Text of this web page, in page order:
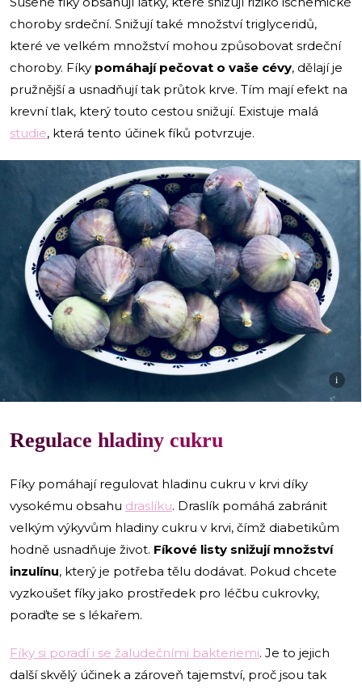
choroby srdeční. Snižují také množství triglyceridů,
které ve velkém množství mohou způsobovat srdeční
choroby. Fíky pomáhají pečovat o vaše cévy, dělají je
pružnější a usnadňují tak průtok krve. Tím mají efekt na
krevní tlak, který touto cestou snižují. Existuje malá
studie, která tento účinek fíků potvrzuje.
i
Regulace hladiny cukru
Fíky pomáhají regulovat hladinu cukru v krvi díky
vysokému obsahu draslíku. Draslík pomáhá zabránit
velkým výkyvům hladiny cukru v krvi, čímž diabetikům
hodně usnadňuje život. Fíkové listy snižují množství
inzulínu, který je potřeba tělu dodávat. Pokud chcete
vyzkoušet fíky jako prostředek pro léčbu cukrovky,
poraďte se s lékařem.
Fíky si poradí i se žaludečními bakteriemi. Je to jejich
další skvělý účinek a zároveň tajemství, proč jsou tak